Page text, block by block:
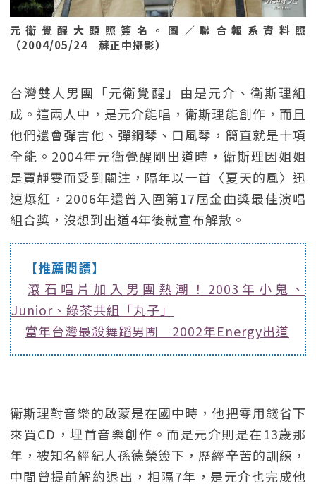
元衛覺醒大頭照簽名。圖／聯合報系資料照
（2004/05/24 蘇正中攝影）
台灣雙人男團「元衛覺醒」由是元介、衛斯理組
成。這兩人中，是元介能唱，衛斯理能創作，而且
他們還會彈吉他、彈鋼琴、口風琴，簡直就是十項
全能。2004年元衛覺醒剛出道時，衛斯理因姐姐
是賈靜雯而受到關注，隔年以一首〈夏天的風〉迅
速爆紅，2006年還曾入圍第17屆金曲獎最佳演唱
組合獎，沒想到出道4年後就宣布解散。
【推薦閱讀】
滾石唱片加入男團熱潮！2003年小鬼、
Junior、綠茶共組「丸子」
當年台灣最殺舞蹈男團 2002年Energy出道
衛斯理對音樂的啟蒙是在國中時，他把零用錢省下
來買CD，埋首音樂創作。而是元介則是在13歲那
年，被知名經紀人孫德榮簽下，歷經辛苦的訓練，
中間曾提前解約退出，相隔7年，是元介也完成他